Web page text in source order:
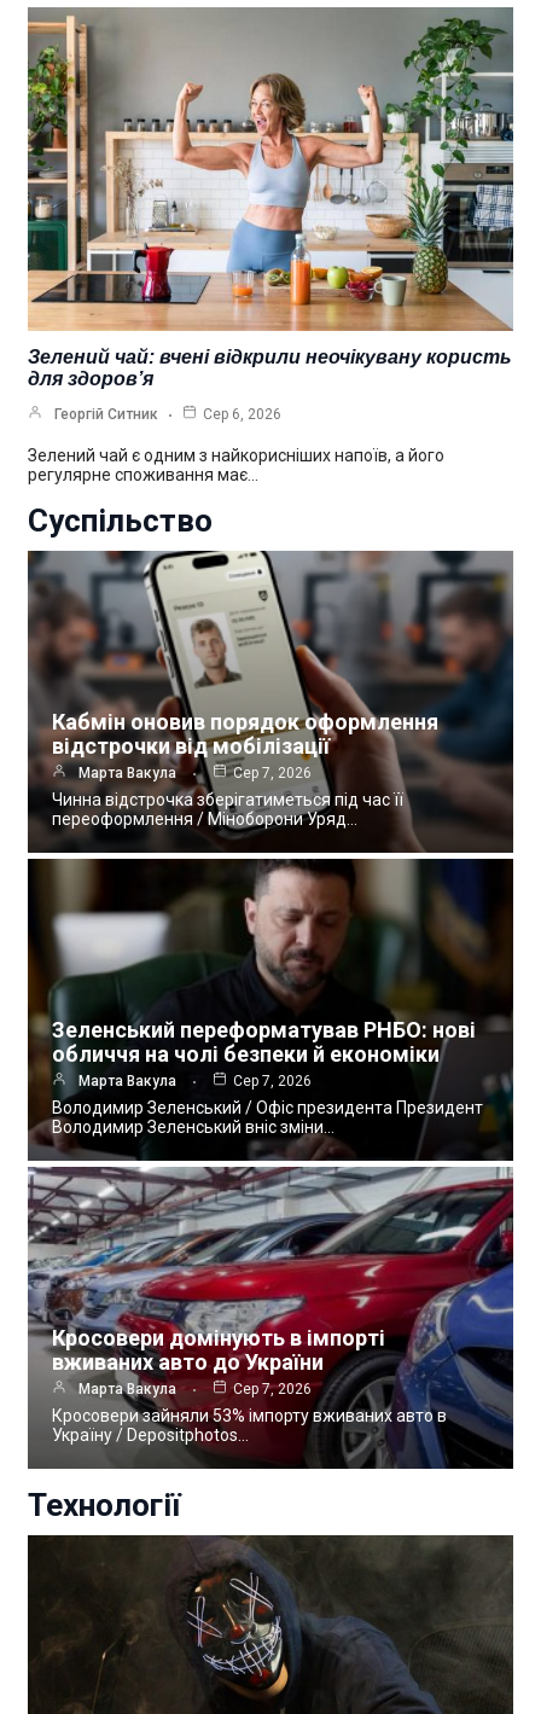
Зелений чай: вчені відкрили неочікувану користь
для здоров’я
Георгій Ситник Сер 6, 2026
Зелений чай є одним з найкорисніших напоїв, а його
регулярне споживання має…
Суспільство
Кабмін оновив порядок оформлення
відстрочки від мобілізації
Марта Вакула Сер 7, 2026
Чинна відстрочка зберігатиметься під час її
переоформлення / Міноборони Уряд…
Зеленський переформатував РНБО: нові
обличчя на чолі безпеки й економіки
Марта Вакула Сер 7, 2026
Володимир Зеленський / Офіс президента Президент
Володимир Зеленський вніс зміни…
Кросовери домінують в імпорті
вживаних авто до України
Марта Вакула Сер 7, 2026
Кросовери зайняли 53% імпорту вживаних авто в
Україну / Depositphotos…
Технології